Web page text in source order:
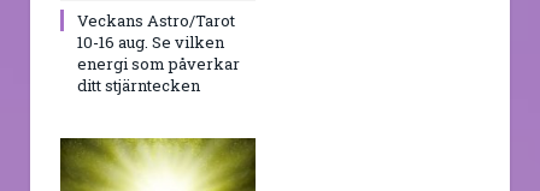
Veckans Astro/Tarot
10-16 aug. Se vilken
energi som påverkar
ditt stjärntecken